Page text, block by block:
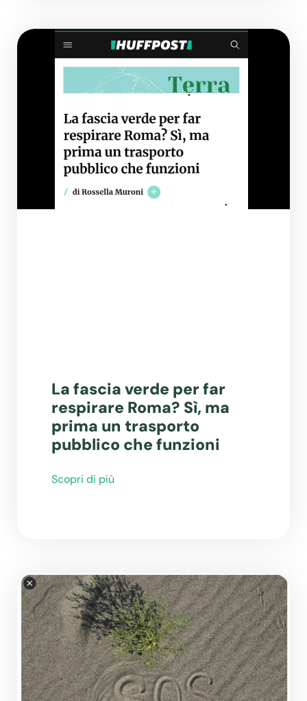
La fascia verde per far
respirare Roma? Sì, ma
prima un trasporto
pubblico che funzioni
Scopri di più